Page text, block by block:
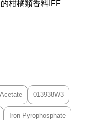
柑橘類香料IFF
013938W3
Iron Pyrophosphate